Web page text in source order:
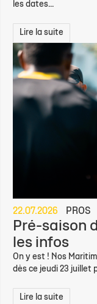
les dates...
Lire la suite
22.07.2026 PROS
Pré-saison
les infos
On y est ! Nos
dès ce jeudi 23 juillet
Lire la suite